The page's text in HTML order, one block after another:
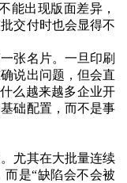
能出现版面差异，
交付时也会显得不
张名片。一旦印刷
说出问题，但会直
么越来越多企业开
础配置，而不是事
尤其在大批量连续
而是“缺陷会不会被